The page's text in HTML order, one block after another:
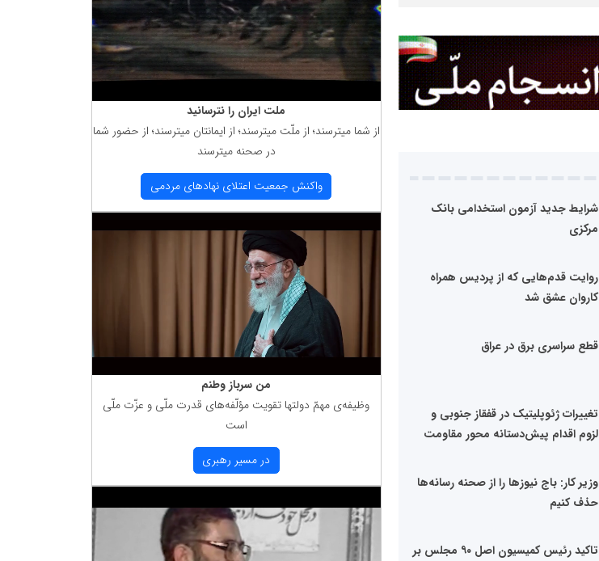
شرایط جدید آزمون استخدامی بانک
مرکزی
روایت قدم‌هایی که از پردیس همراه
کاروان عشق شد
قطع سراسری برق در عراق
تغییرات ژئوپلیتیک در قفقاز جنوبی و
لزوم اقدام پیش‌دستانه محور مقاومت
وزیر کار: باج نیوزها را از صحنه رسانه‌ها
حذف کنیم
تاکید رئیس کمیسیون اصل ۹۰ مجلس بر
ملت ایران را نترسانید
از شما میترسند؛ از ملّت میترسند؛ از ایمانتان میترسند؛ از حضور شما
در صحنه میترسند
واكنش جمعیت اعتلای نهادهای مردمی
من سرباز وطنم
وظیفه‌ی مهمّ دولتها تقویت مؤلّفه‌های قدرت ملّی و عزّت ملّی
است
در مسیر رهبری